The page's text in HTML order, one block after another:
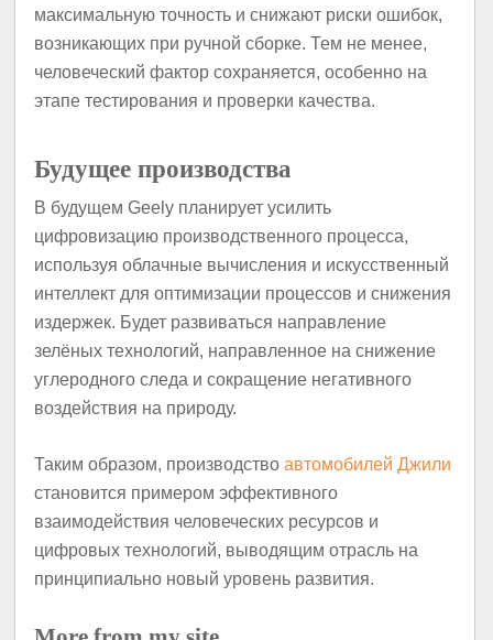
максимальную точность и снижают риски ошибок,
возникающих при ручной сборке. Тем не менее,
человеческий фактор сохраняется, особенно на
этапе тестирования и проверки качества.
Будущее производства
В будущем Geely планирует усилить
цифровизацию производственного процесса,
используя облачные вычисления и искусственный
интеллект для оптимизации процессов и снижения
издержек. Будет развиваться направление
зелёных технологий, направленное на снижение
углеродного следа и сокращение негативного
воздействия на природу.
Таким образом, производствоавтомобилей Джили
становится примером эффективного
взаимодействия человеческих ресурсов и
цифровых технологий, выводящим отрасль на
принципиально новый уровень развития.